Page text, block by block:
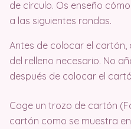
de círculo. Os enseño
a las siguientes rondas.
Antes de colocar el
del relleno necesario. No
después de colocar el
Coge un trozo de cartón
cartón como se muestra